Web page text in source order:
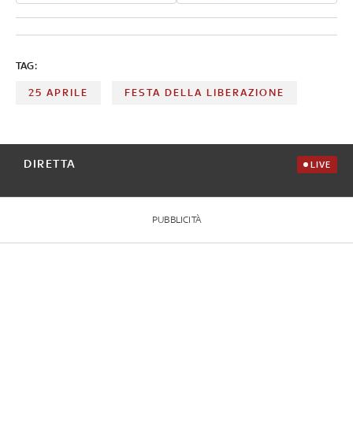
TAG:
25 APRILE FESTA DELLA LIBERAZIONE
DIRETTA LIVE
PUBBLICITÀ